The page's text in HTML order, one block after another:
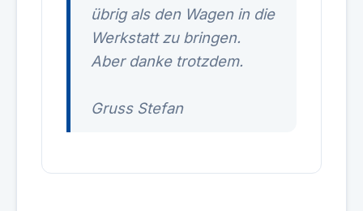
übrig als den Wagen in die
Werkstatt zu bringen.
Aber danke trotzdem.
Gruss Stefan